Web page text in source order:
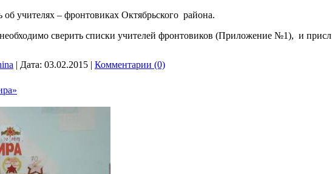
об учителях – фронтовиках Октябрьского района.
сверить списки учителей фронтовиков (Приложение №1), и присл
| Дата: 03.02.2015 | Комментарии (0)